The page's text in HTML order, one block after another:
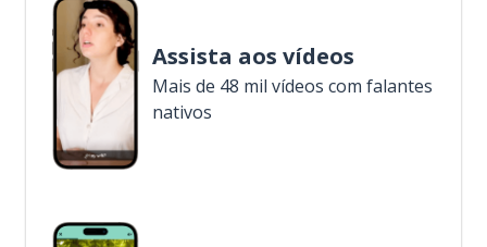
Assista aos vídeos
Mais de 48 mil vídeos com falantes
nativos